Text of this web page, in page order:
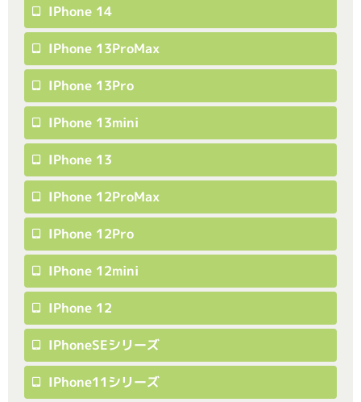
IPhone 14
IPhone 13ProMax
IPhone 13Pro
IPhone 13mini
IPhone 13
IPhone 12ProMax
IPhone 12Pro
IPhone 12mini
IPhone 12
IPhoneSEシリーズ
IPhone11シリーズ